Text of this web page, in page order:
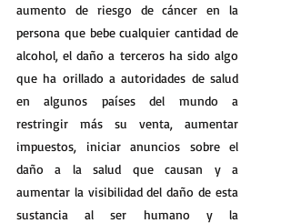
aumento de riesgo de cáncer en la
persona que bebe cualquier cantidad de
alcohol, el daño a terceros ha sido algo
que ha orillado a autoridades de salud
en algunos países del mundo a
restringir más su venta, aumentar
impuestos, iniciar anuncios sobre el
daño a la salud que causan y a
aumentar la visibilidad del daño de esta
sustancia al ser humano y la